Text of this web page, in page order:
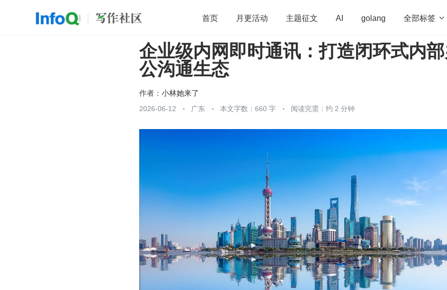
首页 月更活动 主题征文 AI golang 全部标签 
开源 架构 OpenHarmony 算法 学习方法 Web3.0 高
团队管理 程序员
企业级内网即时通讯：打造闭环式内
公沟通生态
作者： 小林她来了
2026-06-12 广东 本文字数：660 字 阅读完需：约 2 分钟